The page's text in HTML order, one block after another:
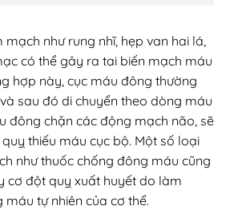
mạch như rung nhĩ, hẹp van hai lá,
có thể gây ra tai biến mạch máu
hợp này, cục máu đông thường
sau đó di chuyển theo dòng máu
đông chặn các động mạch não, sẽ
thiếu máu cục bộ. Một số loại
như thuốc chống đông máu cũng
cơ đột quỵ xuất huyết do làm
tự nhiên của cơ thể.